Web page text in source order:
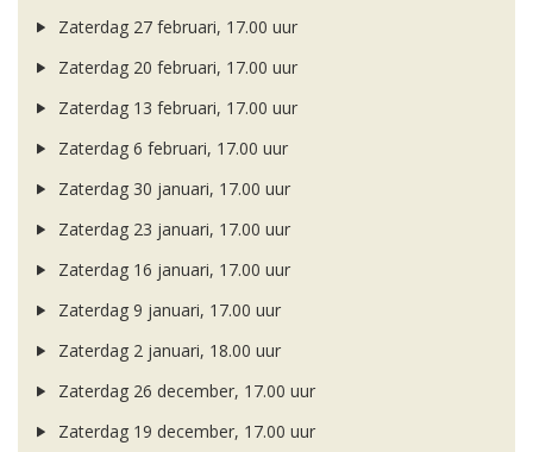
Zaterdag 27 februari, 17.00 uur
Zaterdag 20 februari, 17.00 uur
Zaterdag 13 februari, 17.00 uur
Zaterdag 6 februari, 17.00 uur
Zaterdag 30 januari, 17.00 uur
Zaterdag 23 januari, 17.00 uur
Zaterdag 16 januari, 17.00 uur
Zaterdag 9 januari, 17.00 uur
Zaterdag 2 januari, 18.00 uur
Zaterdag 26 december, 17.00 uur
Zaterdag 19 december, 17.00 uur